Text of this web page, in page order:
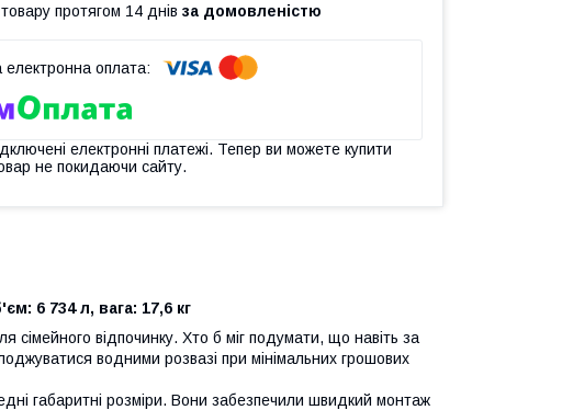
протягом 14 днів за домовленістю
електронні платежі. Тепер ви можете купити
не покидаючи сайту.
6 734 л, вага: 17,6 кг
відпочинку. Хто б міг подумати, що навіть за
водними розвазі при мінімальних грошових
габаритні розміри. Вони забезпечили швидкий монтаж